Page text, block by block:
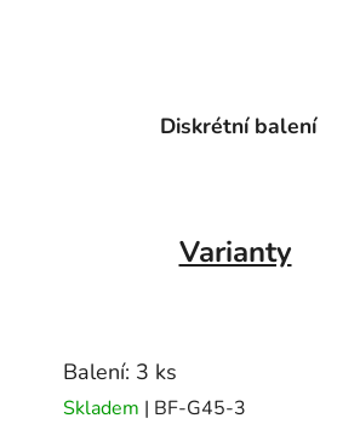
Diskrétní balení
Varianty
Balení: 3 ks
Skladem | BF-G45-3